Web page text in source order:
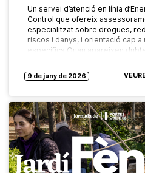
Un servei d’atenció en línia
Control que ofereix
especialitzat sobre drogues,
riscos i danys, i orientació cap a
específics Quan apareixen
9 de juny de 2026